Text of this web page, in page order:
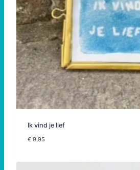
Ik vind je lief
€ 9,95